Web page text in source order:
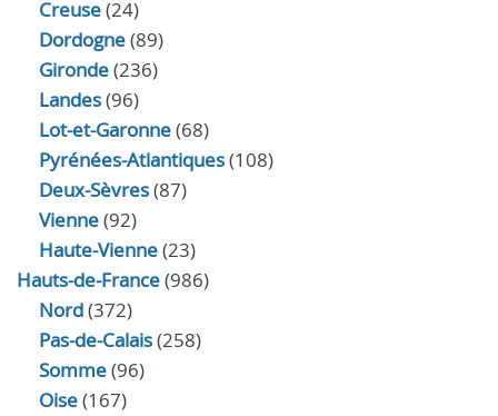
Creuse(24)
Dordogne(89)
Gironde(236)
Landes(96)
Lot-et-Garonne(68)
Pyrénées-Atlantiques(108)
Deux-Sèvres(87)
Vienne(92)
Haute-Vienne(23)
Hauts-de-France(986)
Nord(372)
Pas-de-Calais(258)
Somme(96)
Oise(167)